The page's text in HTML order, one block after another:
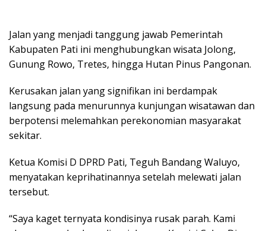
Jalan yang menjadi tanggung jawab Pemerintah
Kabupaten Pati ini menghubungkan wisata Jolong,
Gunung Rowo, Tretes, hingga Hutan Pinus Pangonan.
Kerusakan jalan yang signifikan ini berdampak
langsung pada menurunnya kunjungan wisatawan dan
berpotensi melemahkan perekonomian masyarakat
sekitar.
Ketua Komisi D DPRD Pati, Teguh Bandang Waluyo,
menyatakan keprihatinannya setelah melewati jalan
tersebut.
“Saya kaget ternyata kondisinya rusak parah. Kami